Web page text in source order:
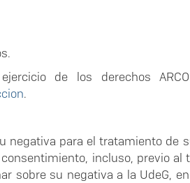
de los derechos
.
para el tratamiento de
incluso, previo al
sobre su negativa a la UdeG,